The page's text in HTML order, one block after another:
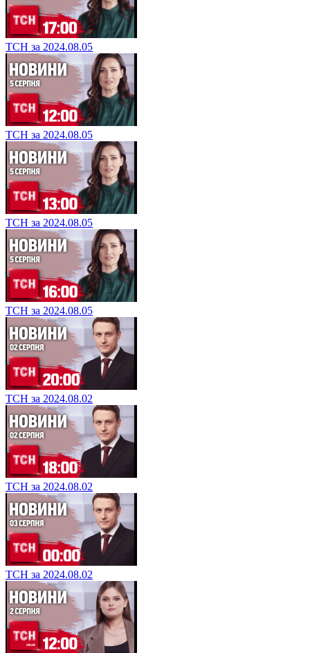
ТСН за 2024.08.05
ТСН за 2024.08.05
ТСН за 2024.08.05
ТСН за 2024.08.05
ТСН за 2024.08.02
ТСН за 2024.08.02
ТСН за 2024.08.02